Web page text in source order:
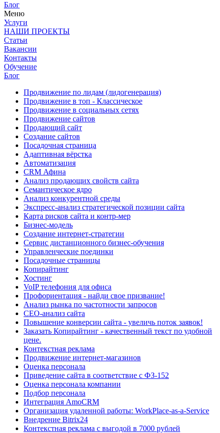
Блог
Меню
Услуги
НАШИ ПРОЕКТЫ
Статьи
Вакансии
Контакты
Обучение
Блог
Продвижение по лидам (лидогенерация)
Продвижение в топ - Классическое
Продвижение в социальных сетях
Продвижение сайтов
Продающий сайт
Создание сайтов
Посадочная страница
Адаптивная вёрстка
Автоматизация
CRM Афина
Анализ продающих свойств сайта
Семантическое ядро
Анализ конкурентной среды
Экспресс-анализ стратегической позиции сайта
Карта рисков сайта и контр-мер
Бизнес-модель
Создание интернет-стратегии
Сервис дистанционного бизнес-обучения
Управленческие поединки
Посадочные страницы
Копирайтинг
Хостинг
VoIP телефония для офиса
Профориентация - найди свое призвание!
Анализ рынка по частотности запросов
СЕО-анализ сайта
Повышение конверсии сайта - увеличь поток заявок!
Заказать Копирайтинг - качественный текст по удобной
цене.
Контекстная реклама
Продвижение интернет-магазинов
Оценка персонала
Приведение сайта в соответствие с ФЗ-152
Оценка персонала компании
Подбор персонала
Интеграция AmoCRM
Организация удаленной работы: WorkPlace-as-a-Service
Внедрение Bitrix24
Контекстная реклама с выгодой в 7000 рублей